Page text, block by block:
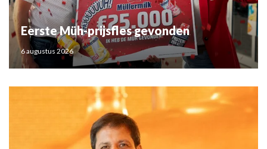
Eerste Müh-prijsfles gevonden
6 augustus 2026